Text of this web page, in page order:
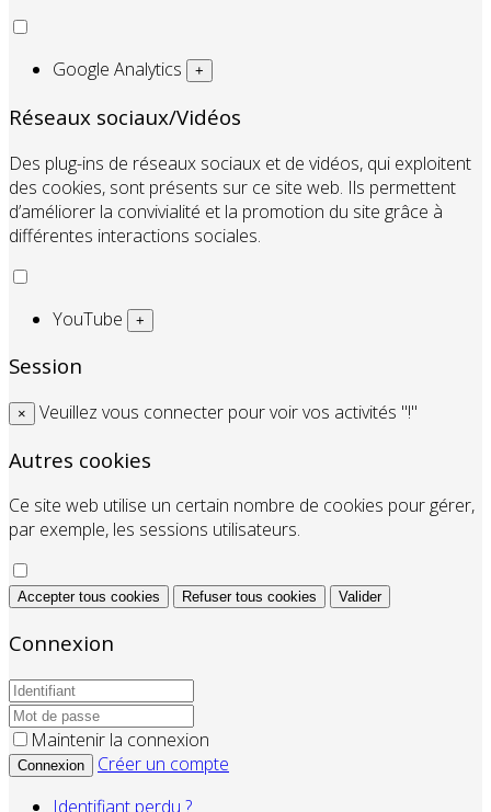
Google Analytics +
Réseaux sociaux/Vidéos
Des plug-ins de réseaux sociaux et de vidéos, qui exploitent
des cookies, sont présents sur ce site web. Ils permettent
d’améliorer la convivialité et la promotion du site grâce à
différentes interactions sociales.
YouTube +
Session
× Veuillez vous connecter pour voir vos activités "!"
Autres cookies
Ce site web utilise un certain nombre de cookies pour gérer,
par exemple, les sessions utilisateurs.
Accepter tous cookies Refuser tous cookies Valider
Connexion
Maintenir la connexion
Connexion
Créer un compte
Identifiant perdu ?